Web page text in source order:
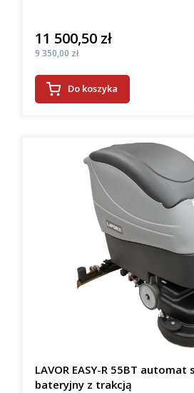
Cena
11 500,50 zł
Cena
9 350,00 zł
Do koszyka
LAVOR EASY-R 55BT automat
bateryjny z trakcją